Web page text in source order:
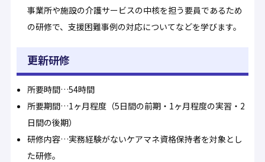
事業所や施設の介護サービスの中核を担う要員であるため
の研修で、支援困難事例の対応についてなどを学びます。
更新研修
所要時間…54時間
所要期間…1ヶ月程度（5日間の前期・1ヶ月程度の実習・2
日間の後期）
研修内容…実務経験がないケアマネ資格保持者を対象とし
た研修。